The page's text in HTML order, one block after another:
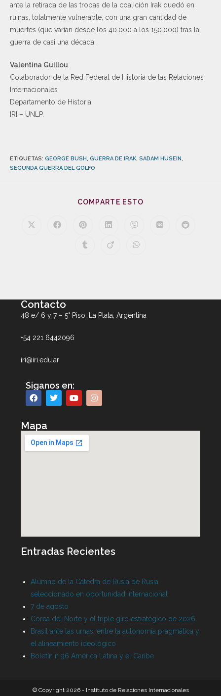
ante la retirada de las tropas de la coalición Irak quedó en
ruinas, totalmente vulnerable, con una gran cantidad de
muertes (que varían desde los 40.000 a los 150.000) tras la
guerra de casi una década.
Valentina Guillou
Colaborador de la Red Federal de Historia de las Relaciones
Internacionales
Departamento de Historia
IRI – UNLP.
ETIQUETAS: GEORGE BUSH, GUERRA DE IRAK, SADAM HUSEIN,
SEGUNDA GUERRA DEL GOLFO
COMPARTE ESTO
Contacto
48 e/ 6 y 7 – 5° Piso, La Plata, Argentina
+54 221 6442096
iri@iri.edu.ar
Siganos en:
Mapa
Entradas Recientes
Alumno de la Cátedra de Rusia de Rusia
seleccionado en oportunidad internacional
7 de agosto
Corea del Norte y el triple giro estratégico de 2026
Brasil ante las urnas: entre la autonomía pragmática y
el alineamiento ideológico
Boletín n 96 América Latina y el Caribe
© Copyright 2026 - Instituto de Relaciones Internacionales